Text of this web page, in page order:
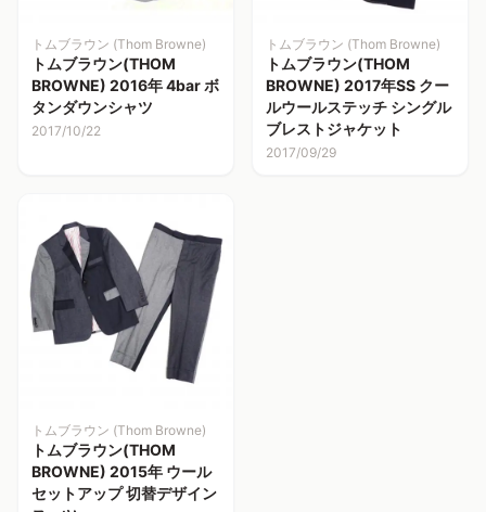
トムブラウン (Thom Browne)
トムブラウン(THOM
BROWNE) 2016年 4bar ボ
タンダウンシャツ
2017/10/22
トムブラウン (Thom Browne)
トムブラウン(THOM
BROWNE) 2017年SS クー
ルウールステッチ シングル
ブレストジャケット
2017/09/29
トムブラウン (Thom Browne)
トムブラウン(THOM
BROWNE) 2015年 ウール
セットアップ 切替デザイン